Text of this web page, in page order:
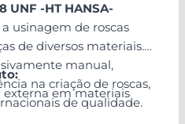
UNF -HT HANSA-
usinagem de roscas
de diversos materiais.
manual,
na criação de roscas,
de qualidade.
externa em materiais